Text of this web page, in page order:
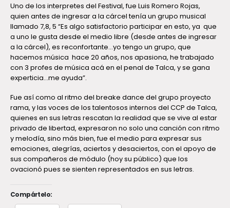
Uno de los interpretes del Festival, fue Luis Romero Rojas,
quien antes de ingresar a la cárcel tenía un grupo musical
llamado 7,8, 5 “Es algo satisfactorio participar en esto, ya que
a uno le gusta desde el medio libre (desde antes de ingresar
a la cárcel), es reconfortante…yo tengo un grupo, que
hacemos música hace 20 años, nos apasiona, he trabajado
con 3 profes de música acá en el penal de Talca, y se gana
experticia…me ayuda”.
Fue así como al ritmo del breake dance del grupo proyecto
rama, y las voces de los talentosos internos del CCP de Talca,
quienes en sus letras rescatan la realidad que se vive al estar
privado de libertad, expresaron no solo una canción con ritmo
y melodía, sino más bien, fue el medio para expresar sus
emociones, alegrías, aciertos y desaciertos, con el apoyo de
sus compañeros de módulo (hoy su público) que los
ovacionó pues se sienten representados en sus letras.
Compártelo: